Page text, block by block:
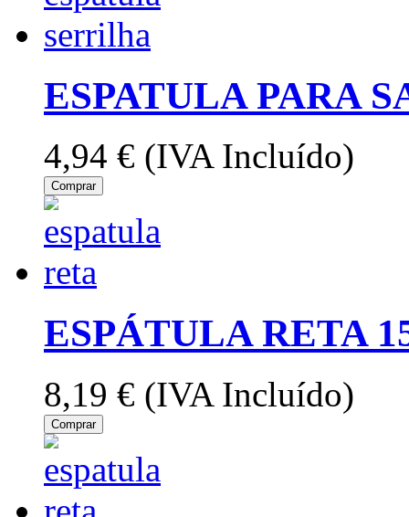
ESPATULA PARA
4,94 € (IVA Incluído)
Comprar
ESPÁTULA RETA
8,19 € (IVA Incluído)
Comprar